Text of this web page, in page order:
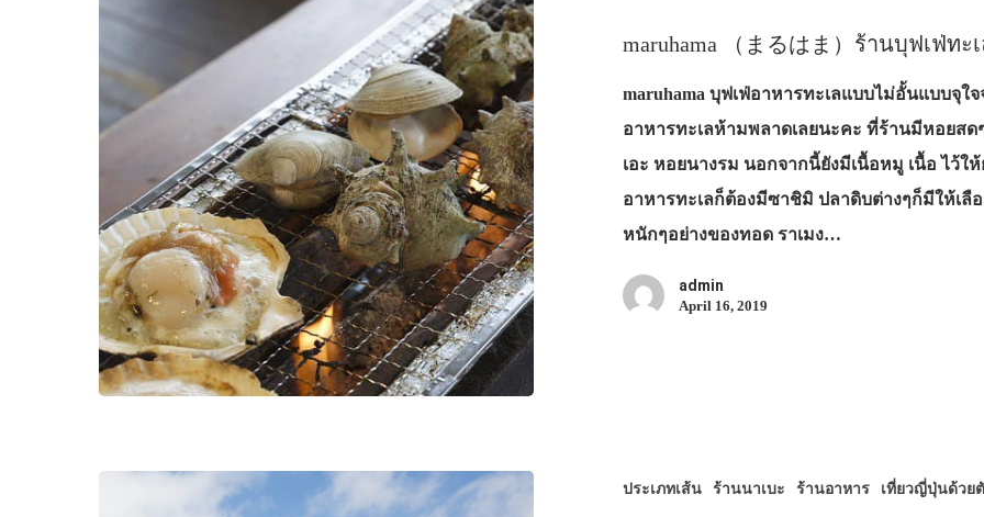
maruhama （まるはま）ร้านบุฟเฟ่ทะ
maruhama บุฟเฟ่อาหารทะเลแบบไม่อั้นแบบจุใ
อาหารทะเลห้ามพลาดเลยนะคะ ที่ร้านมีหอยส
เอะ หอยนางรม นอกจากนี้ยังมีเนื้อหมู เนื้อ ไว้
อาหารทะเลก็ต้องมีซาชิมิ ปลาดิบต่างๆก็มีให้เ
หนักๆอย่างของทอด ราเมง…
admin
April 16, 2019
ประเภทเส้น ร้านนาเบะ ร้านอาหาร เที่ยวญี่ปุ่นด้วยตั